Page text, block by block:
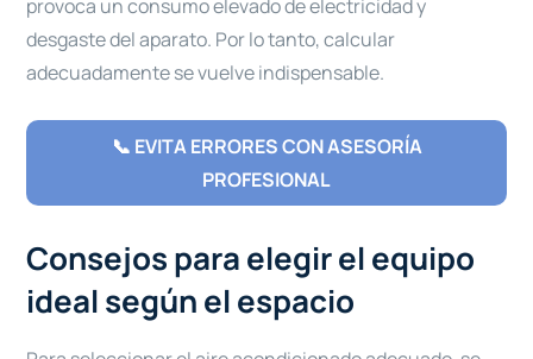
provoca un consumo elevado de electricidad y
desgaste del aparato. Por lo tanto, calcular
adecuadamente se vuelve indispensable.
📞 EVITA ERRORES CON ASESORÍA
PROFESIONAL
Consejos para elegir el equipo
ideal según el espacio